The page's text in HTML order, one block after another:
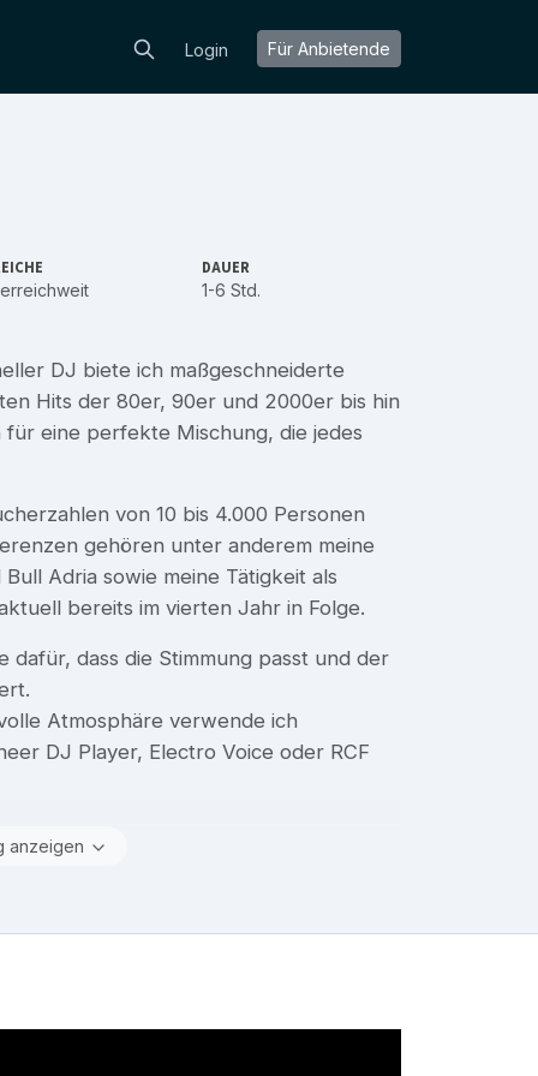
Login Für Anbietende
DAUER
1-6 Std.
DJ biete ich maßgeschneiderte
Hits der 80er, 90er und 2000er bis hin
eine perfekte Mischung, die jedes
von 10 bis 4.000 Personen
gehören unter anderem meine
Adria sowie meine Tätigkeit als
bereits im vierten Jahr in Folge.
dass die Stimmung passt und der
Atmosphäre verwende ich
DJ Player, Electro Voice oder RCF
anzeigen